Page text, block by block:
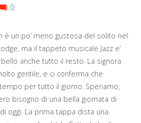
0
è un po’ meno gustosa del solito nel
ma il tappeto musicale Jazz e’
anche tutto il resto. La signora
gentile, e ci conferma che
per tutto il giorno. Speriamo,
bisogno di una bella giornata di
oggi. La prima tappa dista una